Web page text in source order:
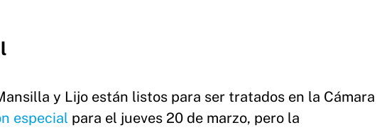
y Lijo están listos para ser tratados en la Cámara
especial para el jueves 20 de marzo, pero la